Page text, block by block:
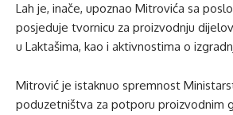
Lah je, inače, upoznao Mitrovića sa
posjeduje tvornicu za proizvodnju
u Laktašima, kao i aktivnostima o
Mitrović je istaknuo spremnost
poduzetništva za potporu proizvodnim